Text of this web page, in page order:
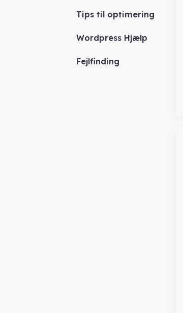
Tips til optimering
Wordpress Hjælp
Fejlfinding